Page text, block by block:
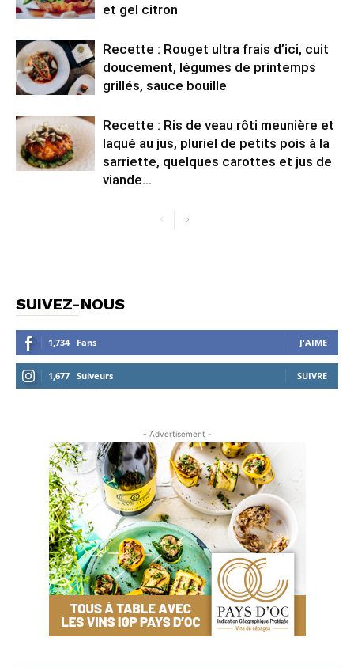
et gel citron
Recette : Rouget ultra frais d’ici, cuit
doucement, légumes de printemps
grillés, sauce bouille
Recette : Ris de veau rôti meunière et
laqué au jus, pluriel de petits pois à la
sarriette, quelques carottes et jus de
viande...
SUIVEZ-NOUS
1,734 Fans J'AIME
1,677 Suiveurs SUIVRE
- Advertisement -